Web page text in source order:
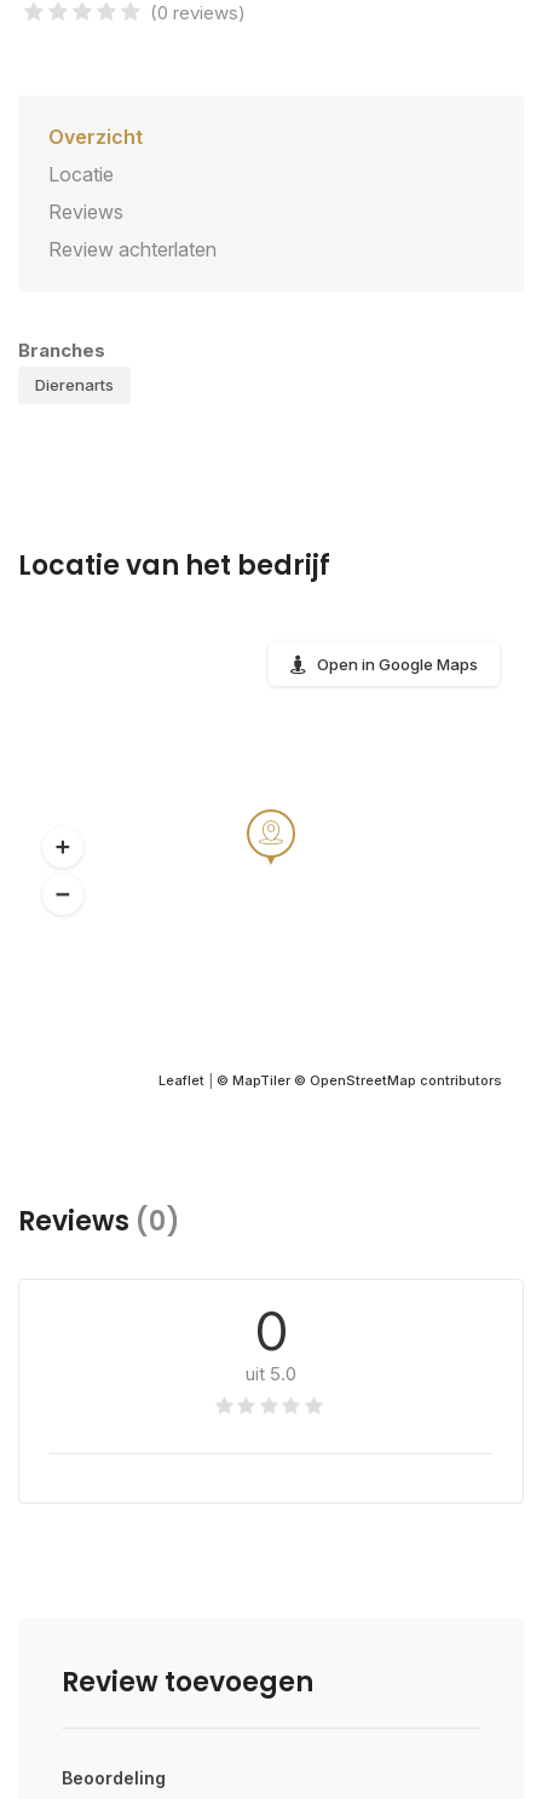
(0 reviews)
Overzicht
Locatie
Reviews
Review achterlaten
Branches
Dierenarts
Locatie van het bedrijf
Leaflet © MapTiler © OpenStreetMap contributors
Open in Google Maps
Reviews (0)
0
uit 5.0
Review toevoegen
Beoordeling